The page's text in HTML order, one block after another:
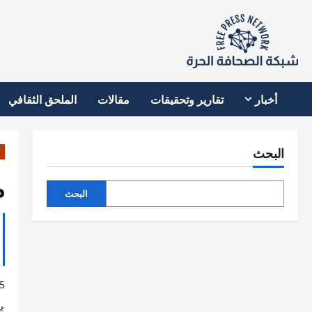
أخبار تقارير وتحقيقات مقالات الملحق الثقافي
البحث
البحث